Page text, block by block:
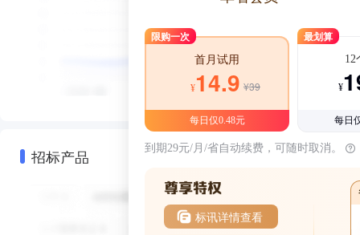
招标产品
限购一次
首月试用
¥14.9 ¥39
每日仅0.48元
最划算
12
¥
每日
到期29元/月/省自动续费，可随时取消。
标讯详情查看